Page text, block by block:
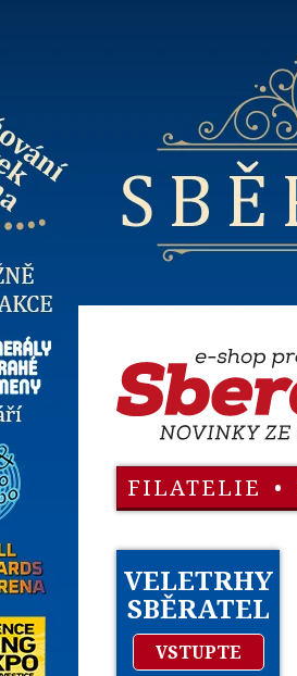
FILATELIE •
VELETRHY
SBĚRATEL
VSTUPTE